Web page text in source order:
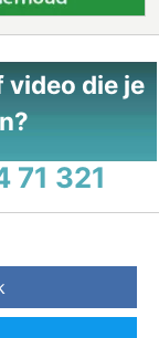
video die je
71 321